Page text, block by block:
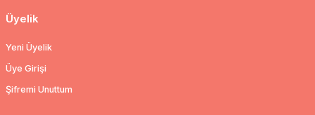
Üyelik
Yeni Üyelik
Üye Girişi
Şifremi Unuttum